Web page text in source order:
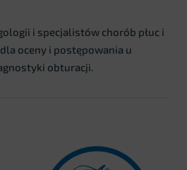
i specjalistów chorób płuc i
oceny i postępowania u
obturacji.